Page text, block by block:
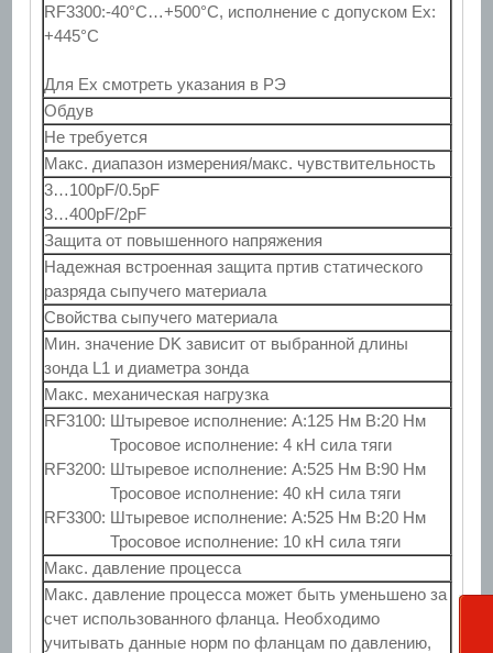
RF3300:-40°С…+500°С, исполнение с допуском Ex:
+445°С
Для Ex смотреть указания в РЭ
Обдув
Не требуется
Макс. диапазон измерения/макс. чувствительность
3…100pF/0.5pF
3…400pF/2pF
Защита от повышенного напряжения
Надежная встроенная защита пртив статического
разряда сыпучего материала
Свойства сыпучего материала
Мин. значение DK зависит от выбранной длины
зонда L1 и диаметра зонда
Макс. механическая нагрузка
RF3100: Штыревое исполнение: A:125 Нм B:20 Нм
Тросовое исполнение: 4 кН сила тяги
RF3200: Штыревое исполнение: A:525 Нм B:90 Нм
Тросовое исполнение: 40 кН сила тяги
RF3300: Штыревое исполнение: A:525 Нм B:20 Нм
Тросовое исполнение: 10 кН сила тяги
Макс. давление процесса
Макс. давление процесса может быть уменьшено за
счет использованного фланца. Необходимо
учитывать данные норм по фланцам по давлению,